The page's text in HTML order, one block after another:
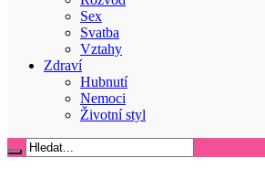
Sex
Svatba
Vztahy
Zdraví
Hubnutí
Nemoci
Životní styl